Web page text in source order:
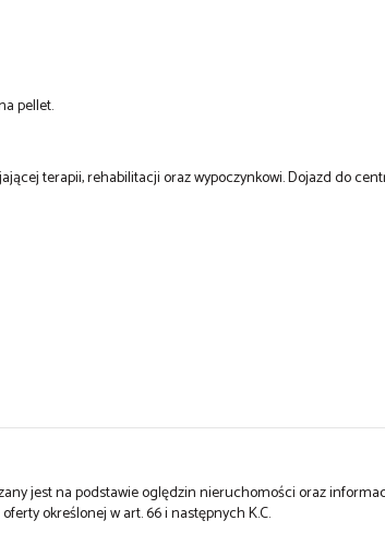
pellet.
terapii, rehabilitacji oraz wypoczynkowi. Dojazd do
jest na podstawie oględzin nieruchomości oraz
określonej w art. 66 i następnych K.C.